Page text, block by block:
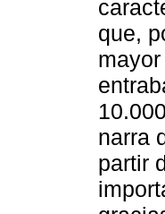
que,
narra
partir